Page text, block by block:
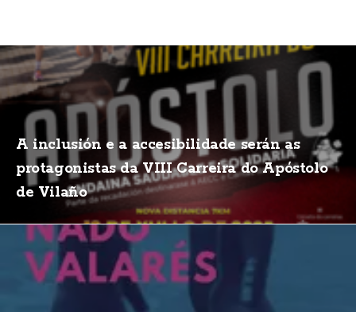
A inclusión e a accesibilidade serán as
protagonistas da VIII Carreira do Apóstolo
de Vilaño